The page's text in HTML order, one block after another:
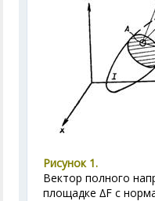
Рисунок 1.
Вектор полного
площадке ∆F с